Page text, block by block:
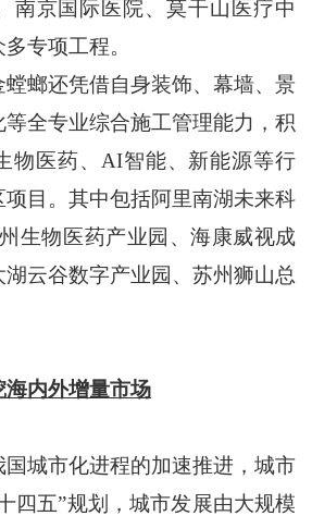
南京国际医院、莫干山医疗中
专项工程。
还凭借自身装饰、幕墙、景
全专业综合施工管理能力，积
物医药、AI智能、新能源等行
目。其中包括阿里南湖未来科
生物医药产业园、海康威视成
云谷数字产业园、苏州狮山总
内外增量市场
城市化进程的加速推进，城市
四五”规划，城市发展由大规模